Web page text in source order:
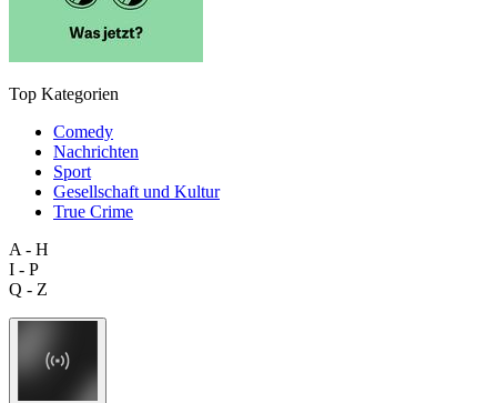
Top Kategorien
Comedy
Nachrichten
Sport
Gesellschaft und Kultur
True Crime
A - H
I - P
Q - Z